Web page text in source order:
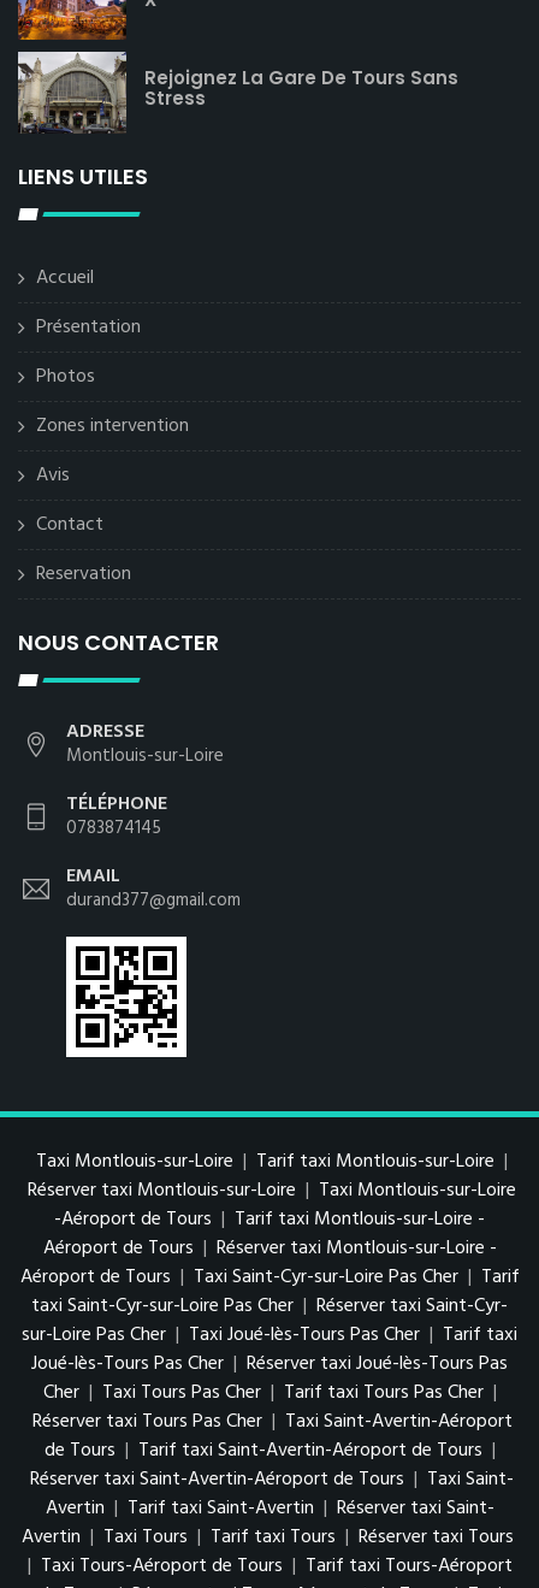
Rejoignez La Gare De Tours Sans
Stress
LIENS UTILES
Accueil
Présentation
Photos
Zones intervention
Avis
Contact
Reservation
NOUS CONTACTER
ADRESSE
Montlouis-sur-Loire
TÉLÉPHONE
0783874145
EMAIL
durand377@gmail.com
Taxi Montlouis-sur-Loire | Tarif taxi Montlouis-sur-Loire |
Réserver taxi Montlouis-sur-Loire | Taxi Montlouis-sur-Loire
-Aéroport de Tours | Tarif taxi Montlouis-sur-Loire -
Aéroport de Tours | Réserver taxi Montlouis-sur-Loire -
Aéroport de Tours | Taxi Saint-Cyr-sur-Loire Pas Cher | Tarif
taxi Saint-Cyr-sur-Loire Pas Cher | Réserver taxi Saint-Cyr-
sur-Loire Pas Cher | Taxi Joué-lès-Tours Pas Cher | Tarif taxi
Joué-lès-Tours Pas Cher | Réserver taxi Joué-lès-Tours Pas
Cher | Taxi Tours Pas Cher | Tarif taxi Tours Pas Cher |
Réserver taxi Tours Pas Cher | Taxi Saint-Avertin-Aéroport
de Tours | Tarif taxi Saint-Avertin-Aéroport de Tours |
Réserver taxi Saint-Avertin-Aéroport de Tours | Taxi Saint-
Avertin | Tarif taxi Saint-Avertin | Réserver taxi Saint-
Avertin | Taxi Tours | Tarif taxi Tours | Réserver taxi Tours
| Taxi Tours-Aéroport de Tours | Tarif taxi Tours-Aéroport